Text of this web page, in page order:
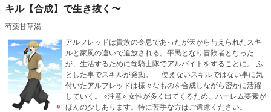
キル【合成】で生き抜く〜
芍薬甘草湯
アルフレッドは貴族の令息であったが天から与えられたスキ
ルと家風の違いで追放される。平民となり冒険者となった
が、生活するために竜騎士隊でアルバイトをすることに。 ふ
とした事でスキルが発動。 使えないスキルではない事に気
付いたアルフレッドは様々なものを合成しながら密かに活躍
していく。 ⭐︎注意⭐︎ 女性が多く出てくるため、ハーレム要素が
ほんの少しあります。特に苦手な方はご遠慮ください。